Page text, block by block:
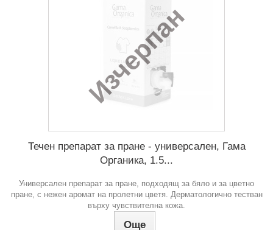
Изчерпан
Течен препарат за пране - универсален, Гама
Органика, 1.5...
Универсален препарат за пране, подходящ за бяло и за цветно
пране, с нежен аромат на пролетни цветя. Дерматологично тестван
върху чувствителна кожа.
Още